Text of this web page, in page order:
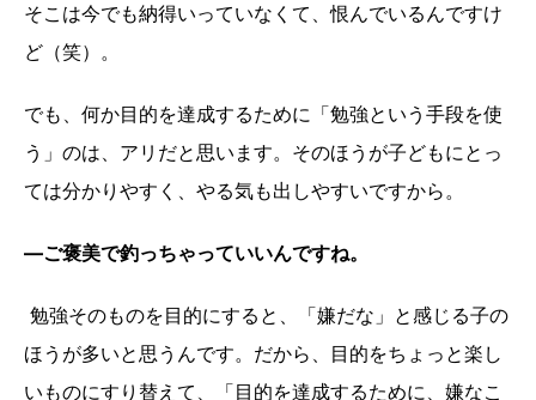
そこは今でも納得いっていなくて、恨んでいるんですけ
ど（笑）。
でも、何か目的を達成するために「勉強という手段を使
う」のは、アリだと思います。そのほうが子どもにとっ
ては分かりやすく、やる気も出しやすいですから。
―ご褒美で釣っちゃっていいんですね。
勉強そのものを目的にすると、「嫌だな」と感じる子の
ほうが多いと思うんです。だから、目的をちょっと楽し
いものにすり替えて、「目的を達成するために、嫌なこ